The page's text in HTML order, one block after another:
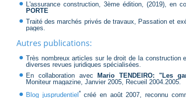
L'assurance construction, 3ème édition, (2019), en
PORTE
Traité des marchés privés de travaux, Passation et
pages.
Autres publications:
Très nombreux articles sur le droit de la construction
diverses revues juridiques spécialisées.
En collaboration avec
Mario TENDEIRO: "Les
Moniteur magazine, Janvier 2005, Recueil 2004.2005.
Blog jusprudentiel *créé en août 2007, reconnu